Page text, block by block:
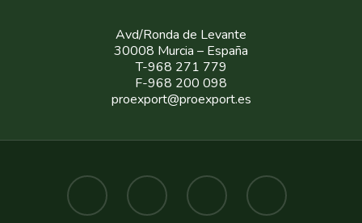
Avd/Ronda de Levante
30008 Murcia – España
T-968 271 779
F-968 200 098
proexport@proexport.es